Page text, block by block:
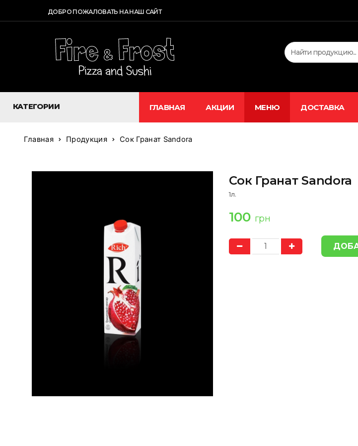
ДОБРО ПОЖАЛОВАТЬ НА НАШ САЙТ
КАТЕГОРИИ ГЛАВНАЯ АКЦИИ МЕНЮ ДОСТАВКА
Главная Продукция Сок Гранат Sandora
Сок Гранат Sandora
1л.
100 грн